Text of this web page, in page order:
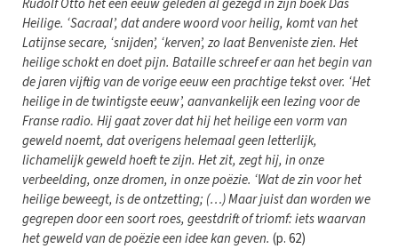
Rudolf Otto het een eeuw geleden al gezegd in zijn boek Das
Heilige. ‘Sacraal’, dat andere woord voor heilig, komt van het
Latijnse secare, ‘snijden’, ‘kerven’, zo laat Benveniste zien. Het
heilige schokt en doet pijn. Bataille schreef er aan het begin van
de jaren vijftig van de vorige eeuw een prachtige tekst over. ‘Het
heilige in de twintigste eeuw’, aanvankelijk een lezing voor de
Franse radio. Hij gaat zover dat hij het heilige een vorm van
geweld noemt, dat overigens helemaal geen letterlijk,
lichamelijk geweld hoeft te zijn. Het zit, zegt hij, in onze
verbeelding, onze dromen, in onze poëzie. ‘Wat de zin voor het
heilige beweegt, is de ontzetting; (…) Maar juist dan worden we
gegrepen door een soort roes, geestdrift of triomf: iets waarvan
het geweld van de poëzie een idee kan geven. (p. 62)